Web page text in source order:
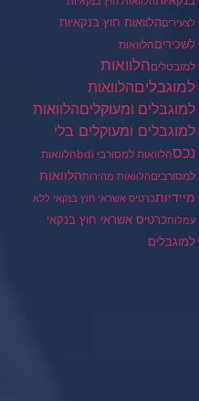
לצעיריםהלוואות חוץ בנקאיות
לשכיריםהלוואות
למובטליםהלוואות
למוגבליםהלוואות
למוגבלים ומעוקליםהלוואות
למוגבלים ומעוקלים בלי
נכסהלוואות למסורבי bdi
הלוואות
למסורביםהלוואות מהירותהלוואות
מיידיותכרטיס אשראי חוץ בנקאי ללא
עמלותכרטיס אשראי חוץ בנקאי
למוגבלים